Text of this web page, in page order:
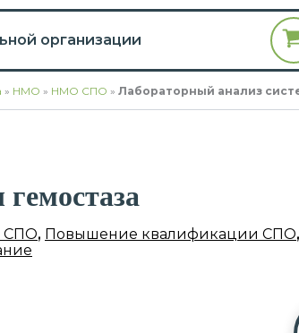
организации
» НМО » НМО СПО » Лабораторный анализ
, Повышение квалификации СПО,